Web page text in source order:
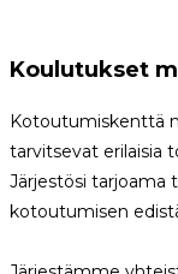
Koulutukset
Kotoutumiskenttä
tarvitsevat erilaisia
Järjestösi tarjoama
kotoutumisen